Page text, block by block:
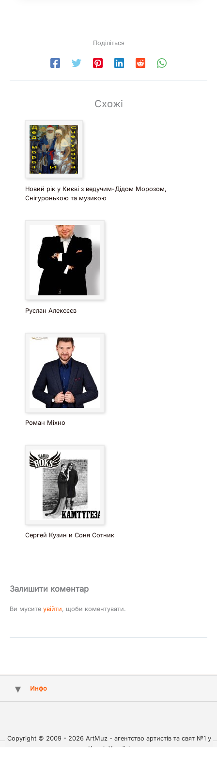
Поділіться
Схожі
Новий рік у Києві з ведучим-Дідом Морозом,
Снігуронькою та музикою
Руслан Алексєєв
Роман Міхно
Сергей Кузин и Соня Сотник
Залишити коментар
Ви мусите увійти, щоби коментувати.
Инфо
Copyright © 2009 - 2026 ArtMuz - агентство артистів та свят №1 у
Києві, Україні